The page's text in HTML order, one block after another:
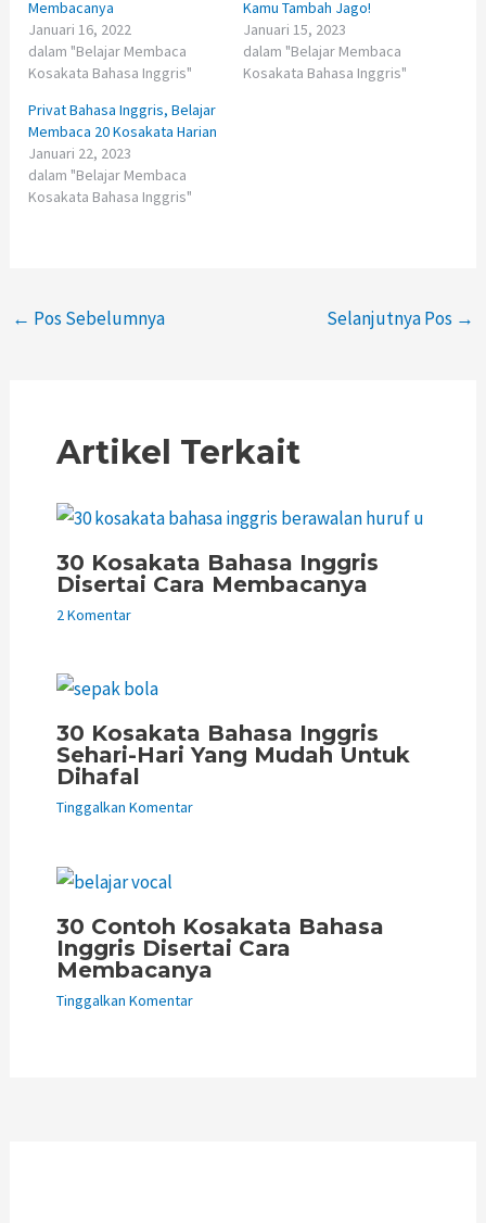
Membacanya
Januari 16, 2022
dalam "Belajar Membaca
Kosakata Bahasa Inggris"
Kamu Tambah Jago!
Januari 15, 2023
dalam "Belajar Membaca
Kosakata Bahasa Inggris"
Privat Bahasa Inggris, Belajar
Membaca 20 Kosakata Harian
Januari 22, 2023
dalam "Belajar Membaca
Kosakata Bahasa Inggris"
← Pos Sebelumnya Selanjutnya Pos →
Artikel Terkait
30 Kosakata Bahasa Inggris
Disertai Cara Membacanya
2 Komentar
30 Kosakata Bahasa Inggris
Sehari-Hari Yang Mudah Untuk
Dihafal
Tinggalkan Komentar
30 Contoh Kosakata Bahasa
Inggris Disertai Cara
Membacanya
Tinggalkan Komentar